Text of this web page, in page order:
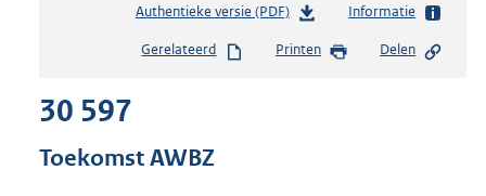
Authentieke versie (PDF)b
s
Informatie
Gerelateerd Printen Delen
30 597
Toekomst AWBZ